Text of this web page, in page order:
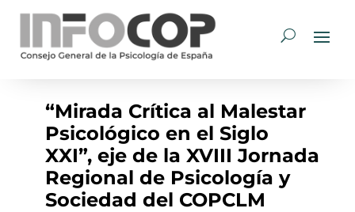
“Mirada Crítica al Malestar
Psicológico en el Siglo
XXI”, eje de la XVIII Jornada
Regional de Psicología y
Sociedad del COPCLM